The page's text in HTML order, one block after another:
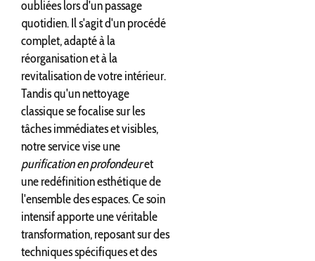
oubliées lors d'un passage
quotidien. Il s'agit d'un procédé
complet, adapté à la
réorganisation et à la
revitalisation de votre intérieur.
Tandis qu'un nettoyage
classique se focalise sur les
tâches immédiates et visibles,
notre service vise une
purification en profondeuret
une redéfinition esthétique de
l'ensemble des espaces. Ce soin
intensif apporte une véritable
transformation, reposant sur des
techniques spécifiques et des